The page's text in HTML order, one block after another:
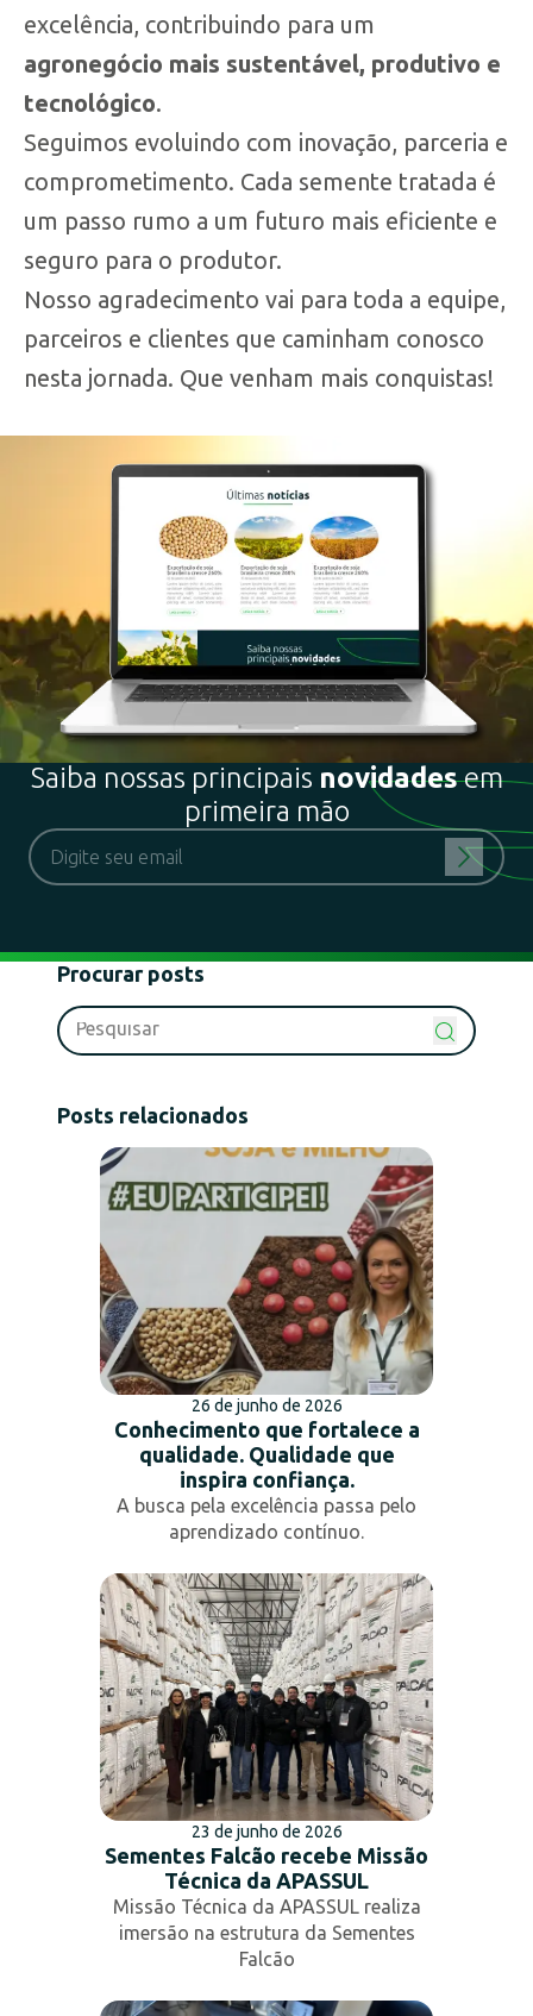
excelência, contribuindo para um
agronegócio mais sustentável, produtivo e
tecnológico.
Seguimos evoluindo com inovação, parceria e
comprometimento. Cada semente tratada é
um passo rumo a um futuro mais eficiente e
seguro para o produtor.
Nosso agradecimento vai para toda a equipe,
parceiros e clientes que caminham conosco
nesta jornada. Que venham mais conquistas!
Saiba nossas principais novidadesem
primeira mão
Procurar posts
Posts relacionados
26 de junho de 2026
Conhecimento que fortalece a
qualidade. Qualidade que
inspira confiança.
A busca pela excelência passa pelo
aprendizado contínuo.
23 de junho de 2026
Sementes Falcão recebe Missão
Técnica da APASSUL
Missão Técnica da APASSUL realiza
imersão na estrutura da Sementes
Falcão